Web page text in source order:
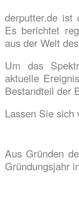
derputter.de ist
Es berichtet
aus der Welt
Um das
aktuelle
Bestandteil der
Lassen Sie sich
Aus Gründen
Gründungsjahr